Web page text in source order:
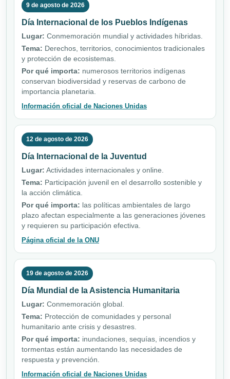
9 de agosto de 2026
Día Internacional de los Pueblos Indígenas
Lugar: Conmemoración mundial y actividades híbridas.
Tema: Derechos, territorios, conocimientos tradicionales
y protección de ecosistemas.
Por qué importa: numerosos territorios indígenas
conservan biodiversidad y reservas de carbono de
importancia planetaria.
Información oficial de Naciones Unidas
12 de agosto de 2026
Día Internacional de la Juventud
Lugar: Actividades internacionales y online.
Tema: Participación juvenil en el desarrollo sostenible y
la acción climática.
Por qué importa: las políticas ambientales de largo
plazo afectan especialmente a las generaciones jóvenes
y requieren su participación efectiva.
Página oficial de la ONU
19 de agosto de 2026
Día Mundial de la Asistencia Humanitaria
Lugar: Conmemoración global.
Tema: Protección de comunidades y personal
humanitario ante crisis y desastres.
Por qué importa: inundaciones, sequías, incendios y
tormentas están aumentando las necesidades de
respuesta y prevención.
Información oficial de Naciones Unidas